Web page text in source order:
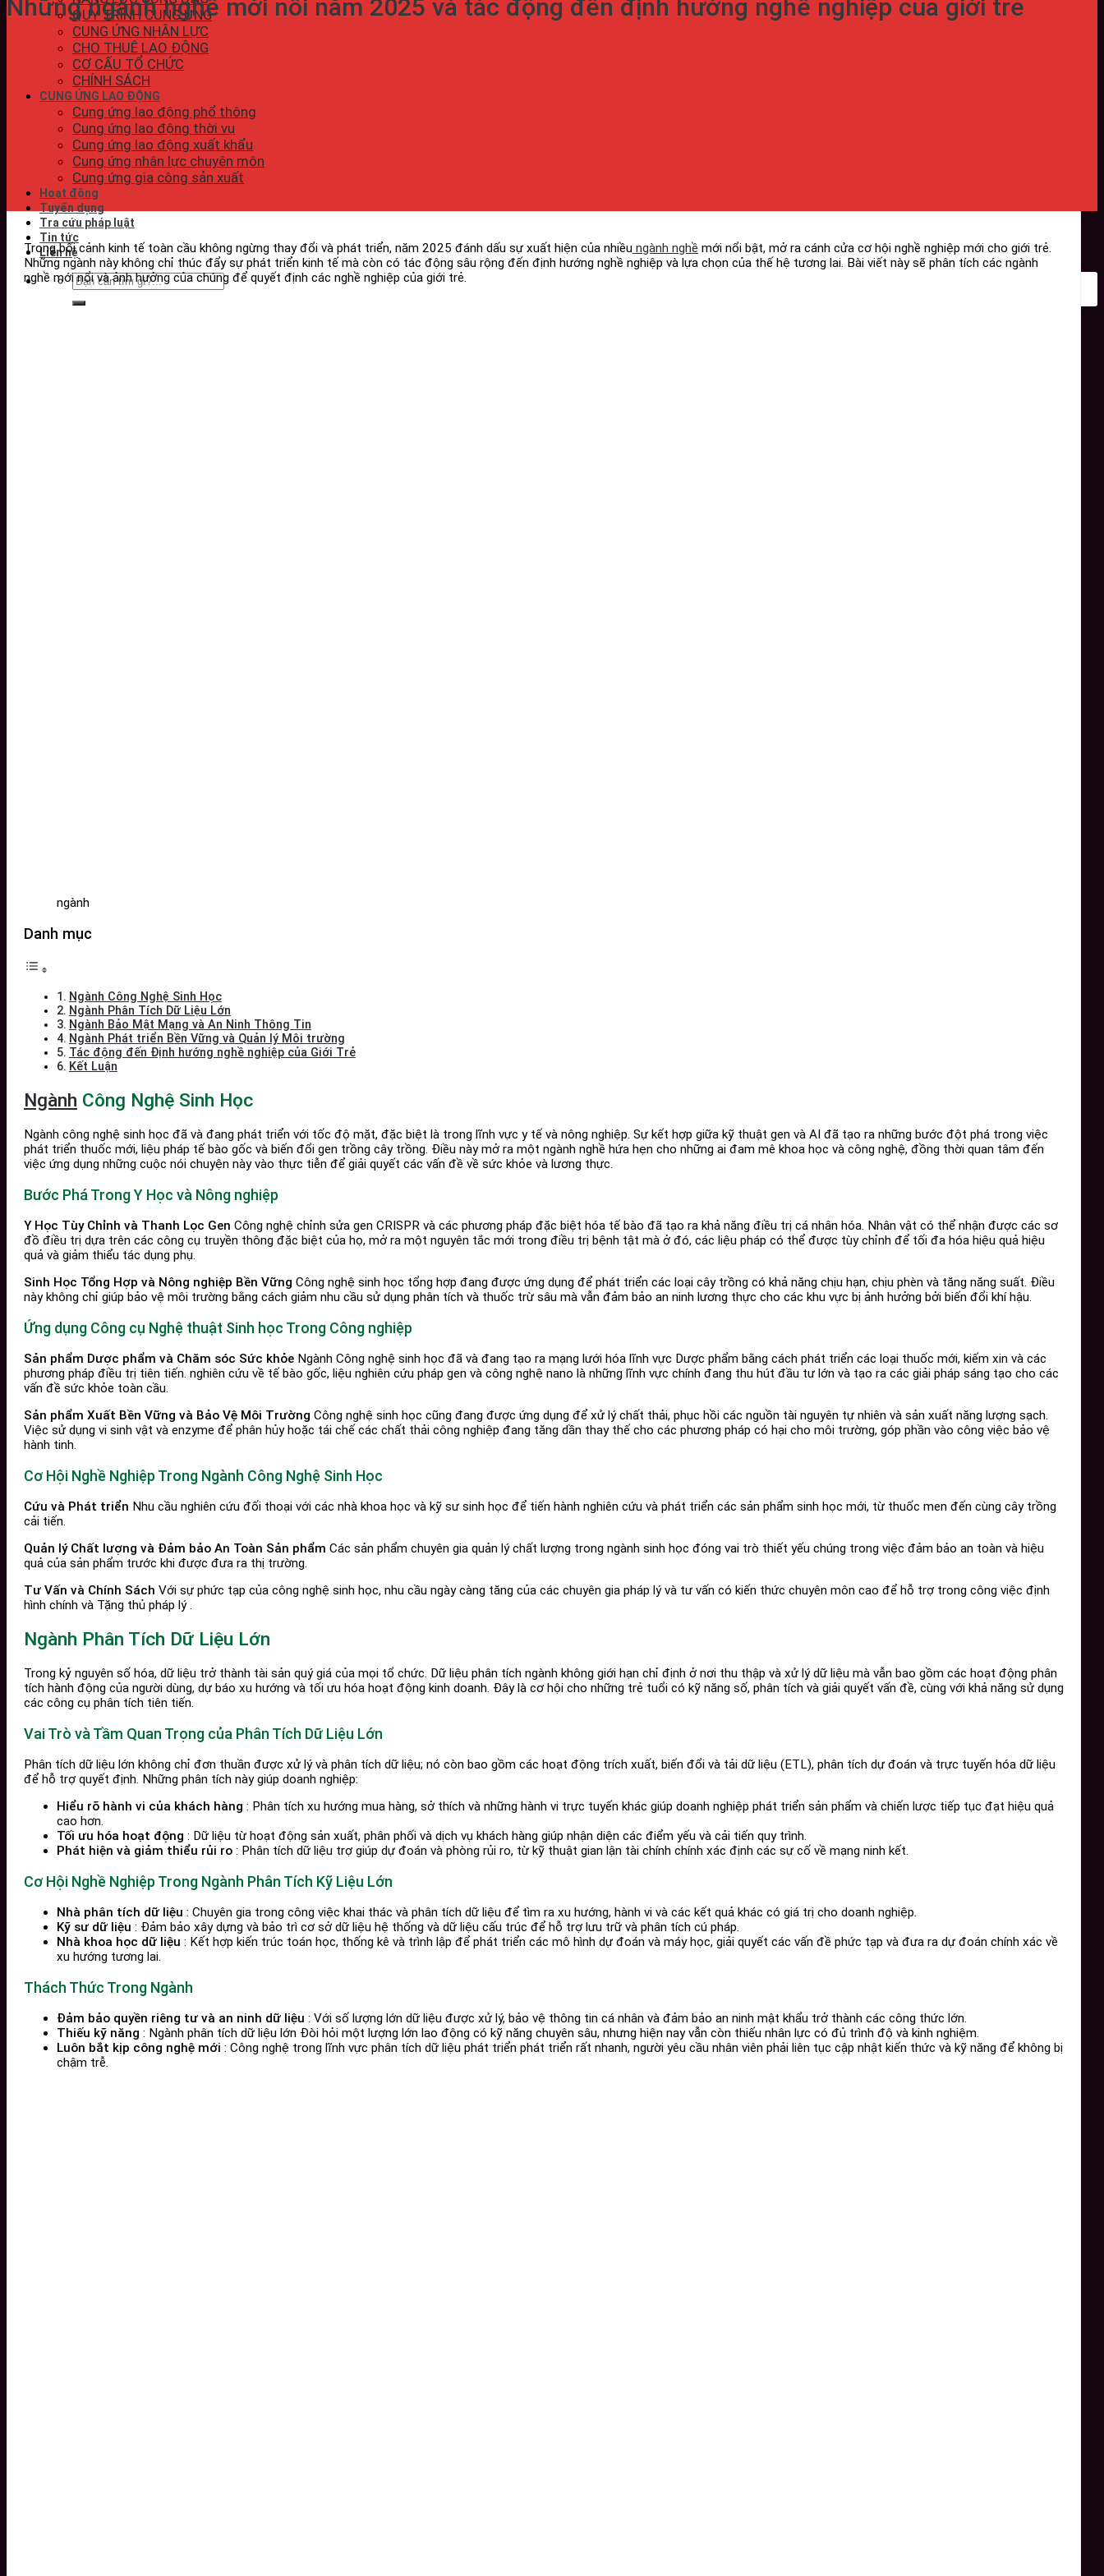
QUY TRÌNH CUNG ỨNG
CUNG ỨNG NHÂN LỰC
CHO THUÊ LAO ĐỘNG
CƠ CẤU TỔ CHỨC
CHÍNH SÁCH
CUNG ỨNG LAO ĐỘNG
Cung ứng lao động phổ thông
Cung ứng lao động thời vụ
Cung ứng lao động xuất khẩu
Cung ứng nhân lực chuyên môn
Cung ứng gia công sản xuất
Hoạt động
Tuyển dụng
Tra cứu pháp luật
Tin tức
Liên hệ
Những ngành nghề mới nổi năm 2025 và tác động đến định hướng nghề nghiệp của giới trẻ
Trong bối cảnh kinh tế toàn cầu không ngừng thay đổi và phát triển, năm 2025 đánh dấu sự xuất hiện của nhiều ngành nghề mới nổi bật, mở ra cánh cửa cơ hội nghề nghiệp mới cho giới trẻ.
Những ngành này không chỉ thúc đẩy sự phát triển kinh tế mà còn có tác động sâu rộng đến định hướng nghề nghiệp và lựa chọn của thế hệ tương lai. Bài viết này sẽ phân tích các ngành
nghề mới nổi và ảnh hưởng của chúng để quyết định các nghề nghiệp của giới trẻ.
ngành
Danh mục
Ngành Công Nghệ Sinh Học
Ngành Phân Tích Dữ Liệu Lớn
Ngành Bảo Mật Mạng và An Ninh Thông Tin
Ngành Phát triển Bền Vững và Quản lý Môi trường
Tác động đến Định hướng nghề nghiệp của Giới Trẻ
Kết Luận
Ngành Công Nghệ Sinh Học
Ngành công nghệ sinh học đã và đang phát triển với tốc độ mặt, đặc biệt là trong lĩnh vực y tế và nông nghiệp. Sự kết hợp giữa kỹ thuật gen và AI đã tạo ra những bước đột phá trong việc
phát triển thuốc mới, liệu pháp tế bào gốc và biến đổi gen trồng cây trồng. Điều này mở ra một ngành nghề hứa hẹn cho những ai đam mê khoa học và công nghệ, đồng thời quan tâm đến
việc ứng dụng những cuộc nói chuyện này vào thực tiễn để giải quyết các vấn đề về sức khỏe và lương thực.
Bước Phá Trong Y Học và Nông nghiệp
Y Học Tùy Chỉnh và Thanh Lọc Gen Công nghệ chỉnh sửa gen CRISPR và các phương pháp đặc biệt hóa tế bào đã tạo ra khả năng điều trị cá nhân hóa. Nhân vật có thể nhận được các sơ
đồ điều trị dựa trên các công cụ truyền thông đặc biệt của họ, mở ra một nguyên tắc mới trong điều trị bệnh tật mà ở đó, các liệu pháp có thể được tùy chỉnh để tối đa hóa hiệu quả hiệu
quả và giảm thiểu tác dụng phụ.
Sinh Học Tổng Hợp và Nông nghiệp Bền Vững Công nghệ sinh học tổng hợp đang được ứng dụng để phát triển các loại cây trồng có khả năng chịu hạn, chịu phèn và tăng năng suất. Điều
này không chỉ giúp bảo vệ môi trường bằng cách giảm nhu cầu sử dụng phân tích và thuốc trừ sâu mà vẫn đảm bảo an ninh lương thực cho các khu vực bị ảnh hưởng bởi biến đổi khí hậu.
Ứng dụng Công cụ Nghệ thuật Sinh học Trong Công nghiệp
Sản phẩm Dược phẩm và Chăm sóc Sức khỏe Ngành Công nghệ sinh học đã và đang tạo ra mạng lưới hóa lĩnh vực Dược phẩm bằng cách phát triển các loại thuốc mới, kiếm xin và các
phương pháp điều trị tiên tiến. nghiên cứu về tế bào gốc, liệu nghiên cứu pháp gen và công nghệ nano là những lĩnh vực chính đang thu hút đầu tư lớn và tạo ra các giải pháp sáng tạo cho các
vấn đề sức khỏe toàn cầu.
Sản phẩm Xuất Bền Vững và Bảo Vệ Môi Trường Công nghệ sinh học cũng đang được ứng dụng để xử lý chất thải, phục hồi các nguồn tài nguyên tự nhiên và sản xuất năng lượng sạch.
Việc sử dụng vi sinh vật và enzyme để phân hủy hoặc tái chế các chất thải công nghiệp đang tăng dần thay thế cho các phương pháp có hại cho môi trường, góp phần vào công việc bảo vệ
hành tinh.
Cơ Hội Nghề Nghiệp Trong Ngành Công Nghệ Sinh Học
Cứu và Phát triển Nhu cầu nghiên cứu đối thoại với các nhà khoa học và kỹ sư sinh học để tiến hành nghiên cứu và phát triển các sản phẩm sinh học mới, từ thuốc men đến cùng cây trồng
cải tiến.
Quản lý Chất lượng và Đảm bảo An Toàn Sản phẩm Các sản phẩm chuyên gia quản lý chất lượng trong ngành sinh học đóng vai trò thiết yếu chúng trong việc đảm bảo an toàn và hiệu
quả của sản phẩm trước khi được đưa ra thị trường.
Tư Vấn và Chính Sách Với sự phức tạp của công nghệ sinh học, nhu cầu ngày càng tăng của các chuyên gia pháp lý và tư vấn có kiến ​​thức chuyên môn cao để hỗ trợ trong công việc định
hình chính và Tặng thủ pháp lý .
Ngành Phân Tích Dữ Liệu Lớn
Trong kỷ nguyên số hóa, dữ liệu trở thành tài sản quý giá của mọi tổ chức. Dữ liệu phân tích ngành không giới hạn chỉ định ở nơi thu thập và xử lý dữ liệu mà vẫn bao gồm các hoạt động phân
tích hành động của người dùng, dự báo xu hướng và tối ưu hóa hoạt động kinh doanh. Đây là cơ hội cho những trẻ tuổi có kỹ năng số, phân tích và giải quyết vấn đề, cùng với khả năng sử dụng
các công cụ phân tích tiên tiến.
Vai Trò và Tầm Quan Trọng của Phân Tích Dữ Liệu Lớn
Phân tích dữ liệu lớn không chỉ đơn thuần được xử lý và phân tích dữ liệu; nó còn bao gồm các hoạt động trích xuất, biến đổi và tải dữ liệu (ETL), phân tích dự đoán và trực tuyến hóa dữ liệu
để hỗ trợ quyết định. Những phân tích này giúp doanh nghiệp:
Hiểu rõ hành vi của khách hàng : Phân tích xu hướng mua hàng, sở thích và những hành vi trực tuyến khác giúp doanh nghiệp phát triển sản phẩm và chiến lược tiếp tục đạt hiệu quả
cao hơn.
Tối ưu hóa hoạt động : Dữ liệu từ hoạt động sản xuất, phân phối và dịch vụ khách hàng giúp nhận diện các điểm yếu và cải tiến quy trình.
Phát hiện và giảm thiểu rủi ro : Phân tích dữ liệu trợ giúp dự đoán và phòng rủi ro, từ kỹ thuật gian lận tài chính chính xác định các sự cố về mạng ninh kết.
Cơ Hội Nghề Nghiệp Trong Ngành Phân Tích Kỹ Liệu Lớn
Nhà phân tích dữ liệu : Chuyên gia trong công việc khai thác và phân tích dữ liệu để tìm ra xu hướng, hành vi và các kết quả khác có giá trị cho doanh nghiệp.
Kỹ sư dữ liệu : Đảm bảo xây dựng và bảo trì cơ sở dữ liệu hệ thống và dữ liệu cấu trúc để hỗ trợ lưu trữ và phân tích cú pháp.
Nhà khoa học dữ liệu : Kết hợp kiến ​​trúc toán học, thống kê và trình lập để phát triển các mô hình dự đoán và máy học, giải quyết các vấn đề phức tạp và đưa ra dự đoán chính xác về
xu hướng tương lai.
Thách Thức Trong Ngành
Đảm bảo quyền riêng tư và an ninh dữ liệu : Với số lượng lớn dữ liệu được xử lý, bảo vệ thông tin cá nhân và đảm bảo an ninh mật khẩu trở thành các công thức lớn.
Thiếu kỹ năng : Ngành phân tích dữ liệu lớn Đòi hỏi một lượng lớn lao động có kỹ năng chuyên sâu, nhưng hiện nay vẫn còn thiếu nhân lực có đủ trình độ và kinh nghiệm.
Luôn bắt kịp công nghệ mới : Công nghệ trong lĩnh vực phân tích dữ liệu phát triển phát triển rất nhanh, người yêu cầu nhân viên phải liên tục cập nhật kiến ​​thức và kỹ năng để không bị
chậm trễ.